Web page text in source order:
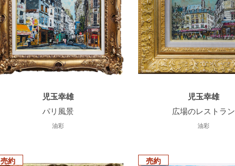
児玉幸雄
パリ風景
油彩
児玉幸雄
広場のレストラン
油彩
売約 売約